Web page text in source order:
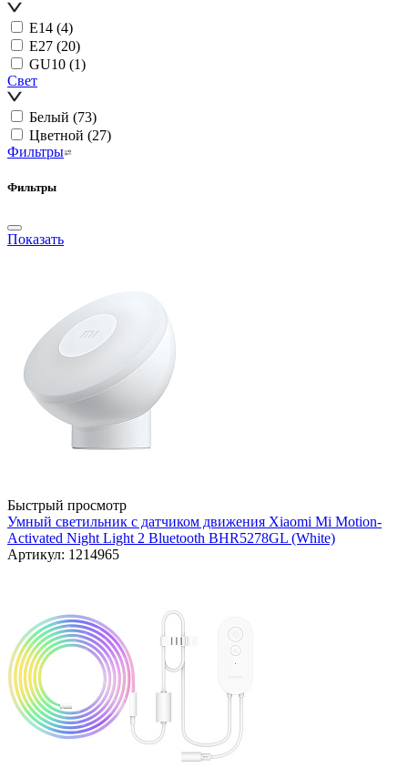
E14 (4)
E27 (20)
GU10 (1)
Свет
Белый (73)
Цветной (27)
Фильтры
Фильтры
Показать
Быстрый просмотр
Умный светильник с датчиком движения Xiaomi Mi Motion-
Activated Night Light 2 Bluetooth BHR5278GL (White)
Артикул: 1214965